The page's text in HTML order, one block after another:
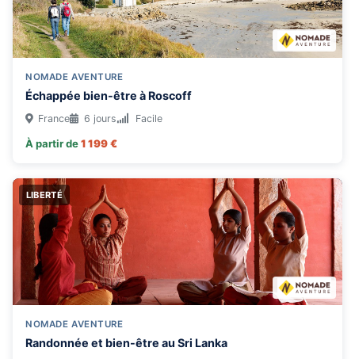
NOMADE AVENTURE
Échappée bien-être à Roscoff
France 6 jours Facile
À partir de1 199 €
LIBERTÉ
NOMADE AVENTURE
Randonnée et bien-être au Sri Lanka